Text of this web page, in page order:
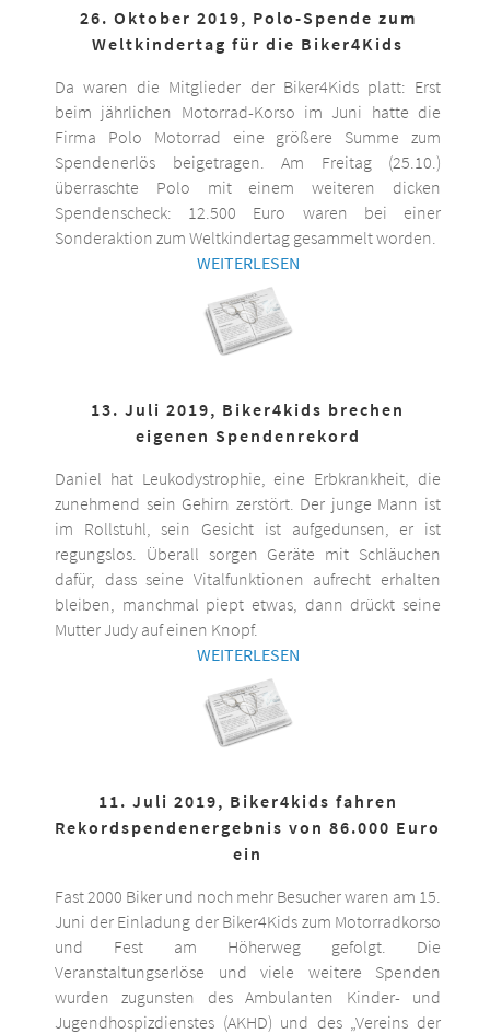
26. Oktober 2019, Polo-Spende zum
Weltkindertag für die Biker4Kids
Da waren die Mitglieder der Biker4Kids platt: Erst
beim jährlichen Motorrad-Korso im Juni hatte die
Firma Polo Motorrad eine größere Summe zum
Spendenerlös beigetragen. Am Freitag (25.10.)
überraschte Polo mit einem weiteren dicken
Spendenscheck: 12.500 Euro waren bei einer
Sonderaktion zum Weltkindertag gesammelt worden.
WEITERLESEN
13. Juli 2019, Biker4kids brechen
eigenen Spendenrekord
Daniel hat Leukodystrophie, eine Erbkrankheit, die
zunehmend sein Gehirn zerstört. Der junge Mann ist
im Rollstuhl, sein Gesicht ist aufgedunsen, er ist
regungslos. Überall sorgen Geräte mit Schläuchen
dafür, dass seine Vitalfunktionen aufrecht erhalten
bleiben, manchmal piept etwas, dann drückt seine
Mutter Judy auf einen Knopf.
WEITERLESEN
11. Juli 2019, Biker4kids fahren
Rekordspendenergebnis von 86.000 Euro
ein
Fast 2000 Biker und noch mehr Besucher waren am 15.
Juni der Einladung der Biker4Kids zum Motorradkorso
und Fest am Höherweg gefolgt. Die
Veranstaltungserlöse und viele weitere Spenden
wurden zugunsten des Ambulanten Kinder- und
Jugendhospizdienstes (AKHD) und des „Vereins der